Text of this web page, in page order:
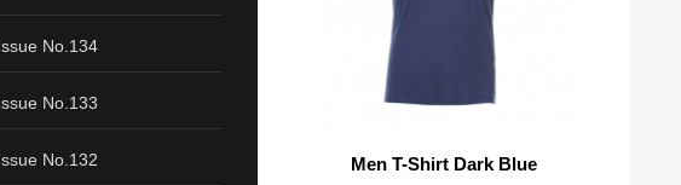
No.134
No.133
No.132 Men T-Shirt Dark Blue